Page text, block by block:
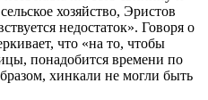
хозяйство, Эристов
недостаток». Говоря о
что «на то, чтобы
понадобится времени по
хинкали не могли быть